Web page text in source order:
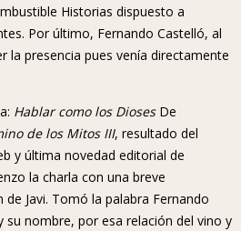
Historias dispuesto a
Por último, Fernando Castelló, al
la presencia pues venía directamente
Hablar como los DiosesDe
de los Mitos III, resultado del
y última novedad editorial de
la charla con una breve
Javi. Tomó la palabra Fernando
su nombre, por esa relación del vino y